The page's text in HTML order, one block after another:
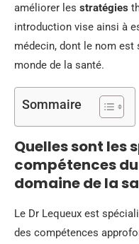
améliorer les stratégies
introduction vise ainsi à
médecin, dont le nom est
monde de la santé.
Sommaire
Quelles sont les
compétences du
domaine de la
Le Dr Lequeux est
des compétences